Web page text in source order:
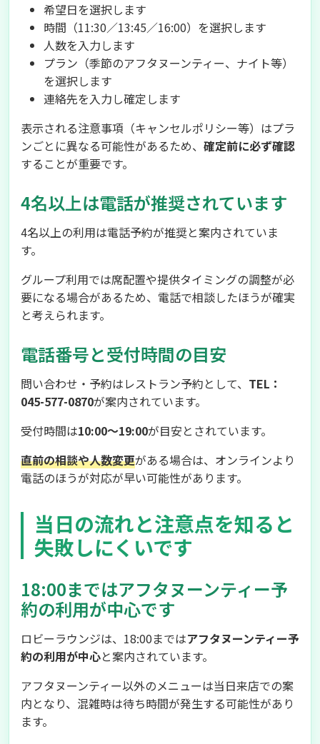
希望日を選択します
時間（11:30／13:45／16:00）を選択します
人数を入力します
プラン（季節のアフタヌーンティー、ナイト等）
を選択します
連絡先を入力し確定します
表示される注意事項（キャンセルポリシー等）はプラ
ンごとに異なる可能性があるため、 確定前に必ず確認
することが重要です。
4名以上は電話が推奨されています
4名以上の利用は電話予約が推奨と案内されていま
す。
グループ利用では席配置や提供タイミングの調整が必
要になる場合があるため、電話で相談したほうが確実
と考えられます。
電話番号と受付時間の目安
問い合わせ・予約はレストラン予約として、 TEL：
045-577-0870が案内されています。
受付時間は10:00〜19:00が目安とされています。
直前の相談や人数変更がある場合は、オンラインより
電話のほうが対応が早い可能性があります。
当日の流れと注意点を知ると
失敗しにくいです
18:00まではアフタヌーンティー予
約の利用が中心です
ロビーラウンジは、18:00まではアフタヌーンティー予
約の利用が中心と案内されています。
アフタヌーンティー以外のメニューは当日来店での案
内となり、混雑時は待ち時間が発生する可能性があり
ます。